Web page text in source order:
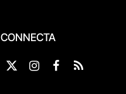
CONNECTA
X
Instagram
Facebook
RSS